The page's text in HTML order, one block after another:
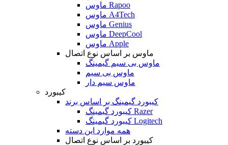
ماوس Rapoo
ماوس A4Tech
ماوس Genius
ماوس DeepCool
ماوس Apple
ماوس بر اساس نوع اتصال
ماوس بی سیم گیمینگ
ماوس بی سیم
ماوس سیم دار
کیبورد
کیبورد گیمینگ بر اساس برند
کیبورد گیمینگ Razer
کیبورد گیمینگ Logitech
همه موارد این دسته
کیبورد بر اساس نوع اتصال